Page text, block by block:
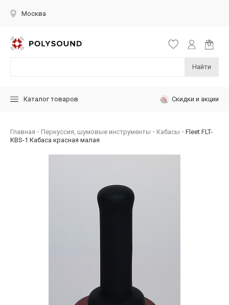
Москва
Найти
Каталог товаров Скидки и акции
Главная Перкуссия, шумовые инструменты Кабасы
Fleet FLT-
KBS-1 Кабаса красная малая